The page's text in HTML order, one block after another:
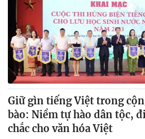
VTV Money VTV Thể
VTV Sức khoẻ Bất
Thị trường 24h Tấm
VTV4 Vươn
VTV9 VTV8
Giữ gìn tiếng Việt trong
bào: Niềm tự hào dân tộc,
chắc cho văn hóa Việt